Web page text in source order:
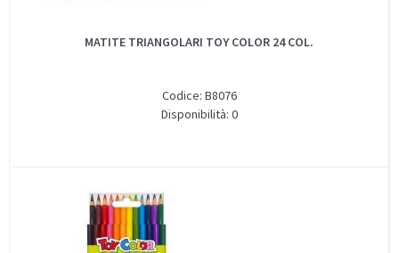
MATITE TRIANGOLARI TOY COLOR 24 COL.
Codice: B8076
Disponibilità: 0